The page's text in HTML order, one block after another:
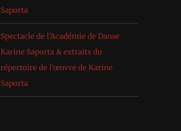
Saporta
Spectacle de l’Académie de Danse
Karine Saporta & extraits du
répertoire de l’œuvre de Karine
Saporta